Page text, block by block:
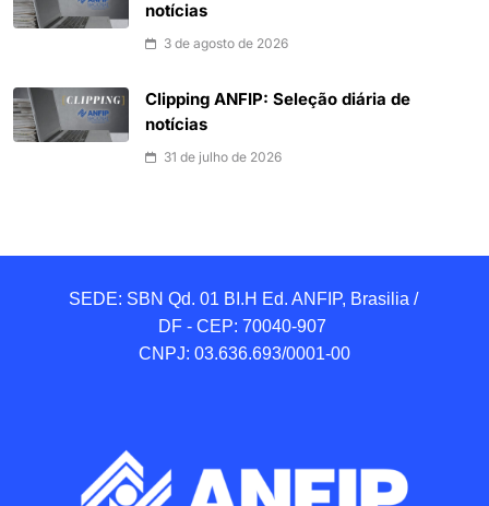
notícias
3 de agosto de 2026
Clipping ANFIP: Seleção diária de
notícias
31 de julho de 2026
SEDE: SBN Qd. 01 BI.H Ed. ANFIP, Brasilia /
DF - CEP: 70040-907
CNPJ: 03.636.693/0001-00